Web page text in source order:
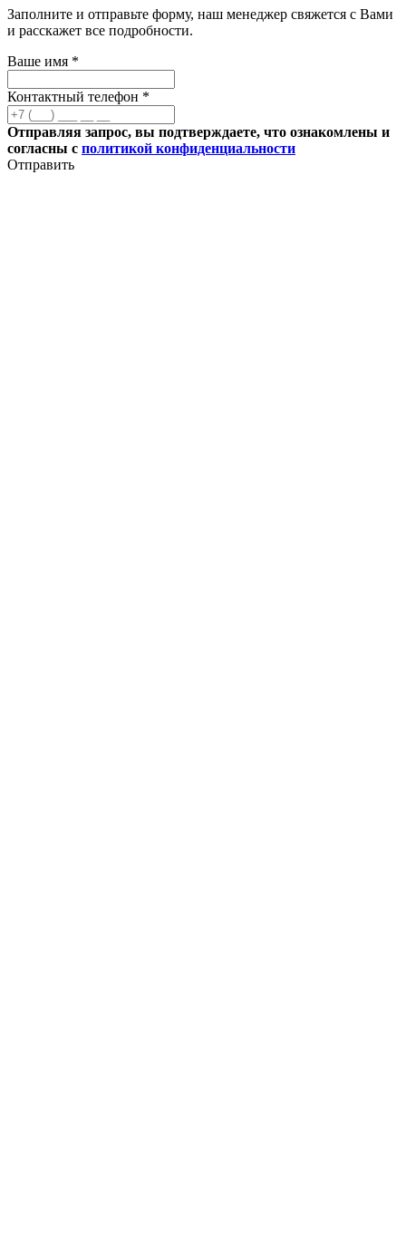
Заполните и отправьте форму, наш менеджер свяжется с Вами
и расскажет все подробности.
Ваше имя *
Контактный телефон *
Отправляя запрос, вы подтверждаете, что ознакомлены и
согласны с политикой конфиденциальности
Отправить